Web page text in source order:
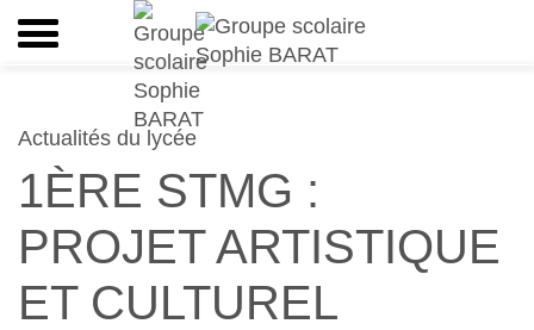
Actualités du lycée
1ÈRE STMG :
PROJET ARTISTIQUE
ET CULTUREL